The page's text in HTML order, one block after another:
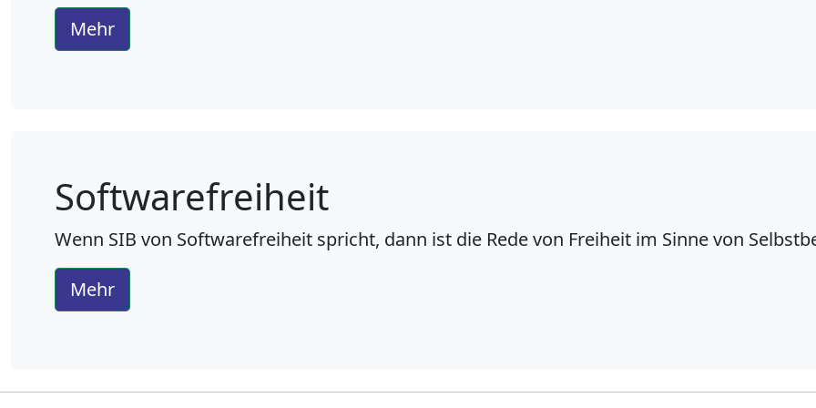
Mehr
Softwarefreiheit
Wenn SIB von Softwarefreiheit spricht, dann ist die Rede von Freiheit im Sinne von
Mehr